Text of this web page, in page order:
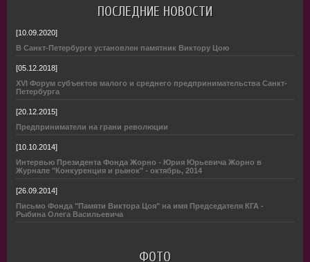
ПОСЛЕДНИЕ НОВОСТИ
[10.09.2020]
В Санкт-Петербурге установлен памятник Виктору Цою
[05.12.2018]
XVI Форум субъектов малого и среднего предпринимательства Санкт-
Петербурга
[20.12.2015]
Предприниматели на грани революции
[10.10.2014]
Интервью Президента Фонда Жорно - Юрия Юрьевича Жорно в
Журнале "Конкуренция и рынок" - октябрь, 2014
[26.09.2014]
Письмо Фонда "Памяти Виктора Цоя" на имя Председателя КГА -
Рыбина Олега Васильевича
ФОТО